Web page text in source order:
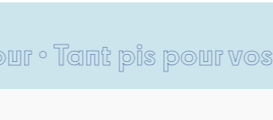
pis pour vos pieds •